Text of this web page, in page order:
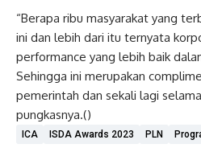
“Berapa ribu masyarakat yang
ini dan lebih dari itu ternyata
performance yang lebih baik
Sehingga ini merupakan
pemerintah dan sekali lagi
pungkasnya.()
ICA ISDA Awards 2023 PLN